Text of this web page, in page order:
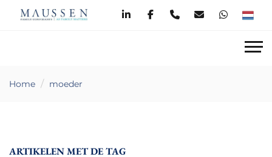
Home moeder
ARTIKELEN MET DE TAG